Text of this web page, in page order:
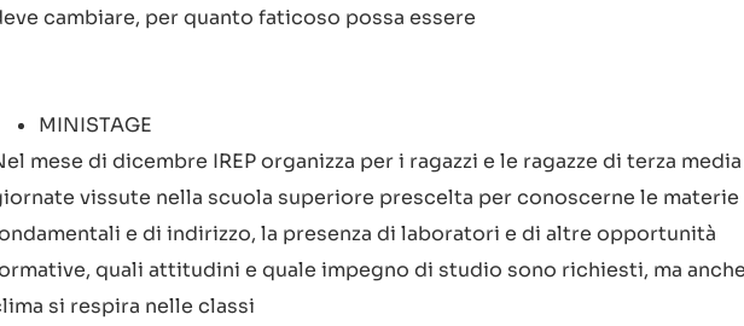
cambiare, per quanto faticoso possa essere
MINISTAGE
mese di dicembre IREP organizza per i ragazzi e le ragazze di terza
vissute nella scuola superiore prescelta per conoscerne le materie
e di indirizzo, la presenza di laboratori e di altre opportunità
quali attitudini e quale impegno di studio sono richiesti, ma
si respira nelle classi